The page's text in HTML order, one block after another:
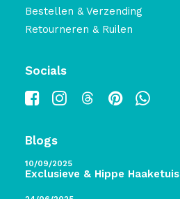
Bestellen & Verzending
Retourneren & Ruilen
Socials
Blogs
10/09/2025
Exclusieve & Hippe Haaketuis